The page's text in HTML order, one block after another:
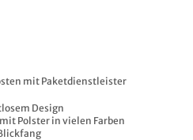
mit Paketdienstleister
Design
Polster in vielen Farben